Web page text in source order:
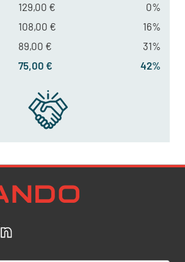
129,00 €
0%
108,00 €
16%
89,00 €
31%
75,00 € 42%
ich die
Datenschutzrichtlinien
Daten einverstanden.